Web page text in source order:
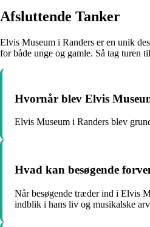
Afsluttende Tanker
Elvis Museum i Randers er en unik
for både unge og gamle. Så tag turen
Hvornår blev Elvis
Elvis Museum i Randers blev
Hvad kan besøgende
Når besøgende træder ind i Elvis
indblik i hans liv og musikalske